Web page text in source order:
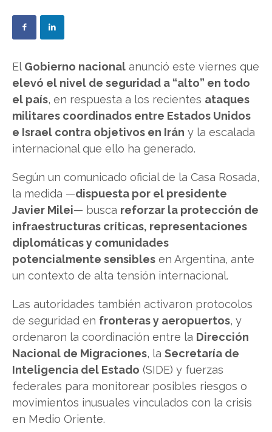
El Gobierno nacional anunció este viernes que
elevó el nivel de seguridad a “alto” en todo
el país, en respuesta a los recientes ataques
militares coordinados entre Estados Unidos
e Israel contra objetivos en Irán y la escalada
internacional que ello ha generado.
Según un comunicado oficial de la Casa Rosada,
la medida —dispuesta por el presidente
Javier Milei— busca reforzar la protección de
infraestructuras críticas, representaciones
diplomáticas y comunidades
potencialmente sensibles en Argentina, ante
un contexto de alta tensión internacional.
Las autoridades también activaron protocolos
de seguridad en fronteras y aeropuertos, y
ordenaron la coordinación entre la Dirección
Nacional de Migraciones, la Secretaría de
Inteligencia del Estado (SIDE) y fuerzas
federales para monitorear posibles riesgos o
movimientos inusuales vinculados con la crisis
en Medio Oriente.